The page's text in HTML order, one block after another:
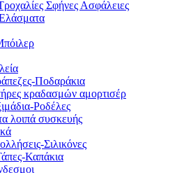
Σφήνες Ασφάλειες
Ποδαράκια
κραδασμών αμορτισέρ
Ροδέλες
λοιπά συσκευής
Σιλικόνες
Καπάκια